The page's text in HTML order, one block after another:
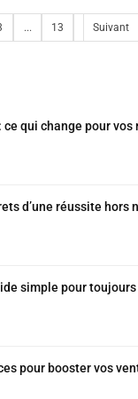
... 13 Suivant
qui change pour
d’une réussite hors
simple pour
pour booster vos